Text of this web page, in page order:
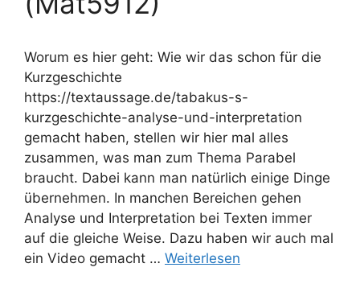
Worum es hier geht: Wie wir das schon für die
Kurzgeschichte
https://textaussage.de/tabakus-s-
kurzgeschichte-analyse-und-interpretation
gemacht haben, stellen wir hier mal alles
zusammen, was man zum Thema Parabel
braucht. Dabei kann man natürlich einige Dinge
übernehmen. In manchen Bereichen gehen
Analyse und Interpretation bei Texten immer
auf die gleiche Weise. Dazu haben wir auch mal
ein Video gemacht … Weiterlesen